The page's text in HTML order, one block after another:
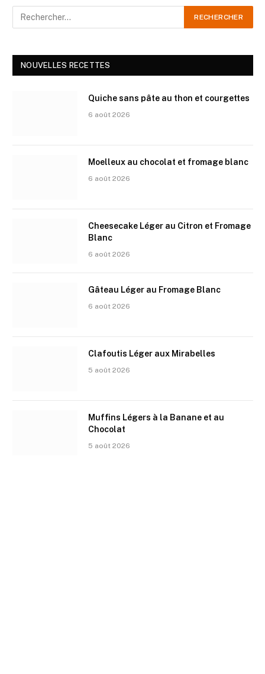
NOUVELLES RECETTES
Quiche sans pâte au thon et courgettes
6 août 2026
Moelleux au chocolat et fromage blanc
6 août 2026
Cheesecake Léger au Citron et Fromage
Blanc
6 août 2026
Gâteau Léger au Fromage Blanc
6 août 2026
Clafoutis Léger aux Mirabelles
5 août 2026
Muffins Légers à la Banane et au
Chocolat
5 août 2026